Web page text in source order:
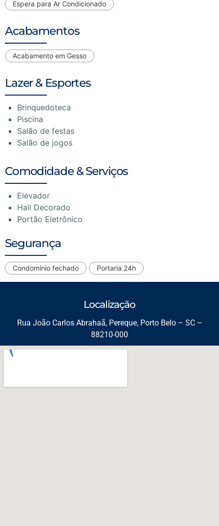
Espera para Ar Condicionado
Acabamentos
Acabamento em Gesso
Lazer & Esportes
Brinquedoteca
Piscina
Salão de festas
Salão de jogos
Comodidade & Serviços
Elevador
Hall Decorado
Portão Eletrônico
Segurança
Condomínio fechado Portaria 24h
Localização
Rua João Carlos Abrahaã, Pereque, Porto Belo – SC –
88210-000